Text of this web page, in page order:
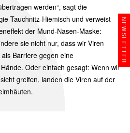
werden“, sagt die
Tauchnitz-Hiemisch und verweist
der Mund-Nasen-Maske:
sie nicht nur, dass wir Viren
Barriere gegen eine
Oder einfach gesagt: Wenn wir
greifen, landen die Viren auf der
NEWSLETTER